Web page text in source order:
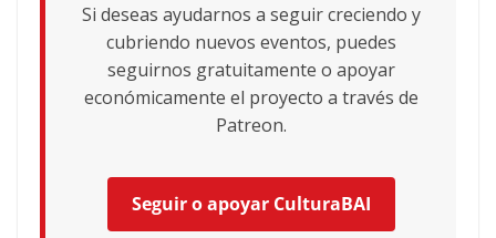
Si deseas ayudarnos a seguir creciendo y
cubriendo nuevos eventos, puedes
seguirnos gratuitamente o apoyar
económicamente el proyecto a través de
Patreon.
Seguir o apoyar CulturaBAI